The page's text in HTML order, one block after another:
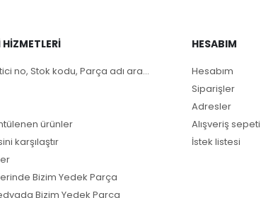
no, Stok kodu, Parça adı ara...
ürünler
karşılaştır
Bizim Yedek Parça
Bizim Yedek Parça
HESABIM
Hesabım
Siparişler
Adresler
Alışveriş sepeti
İstek listesi